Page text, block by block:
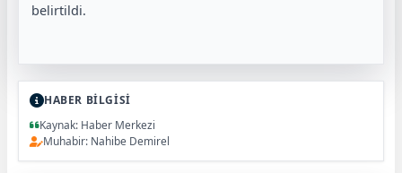
belirtildi.
HABER BİLGİSİ
Kaynak: Haber Merkezi
Muhabir: Nahibe Demirel